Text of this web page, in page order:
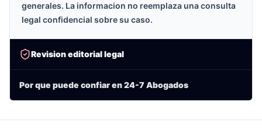
generales. La informacion no reemplaza una consulta
legal confidencial sobre su caso.
Revision editorial legal
Por que puede confiar en 24-7 Abogados